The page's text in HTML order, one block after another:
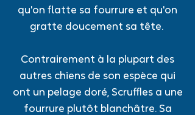
qu'on flatte sa fourrure et qu'on
gratte doucement sa tête.
Contrairement à la plupart des
autres chiens de son espèce qui
ont un pelage doré, Scruffles a une
fourrure plutôt blanchâtre. Sa